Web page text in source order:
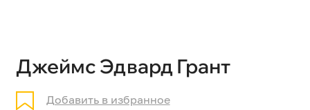
Джеймс Эдвард Грант
Добавить в избранное